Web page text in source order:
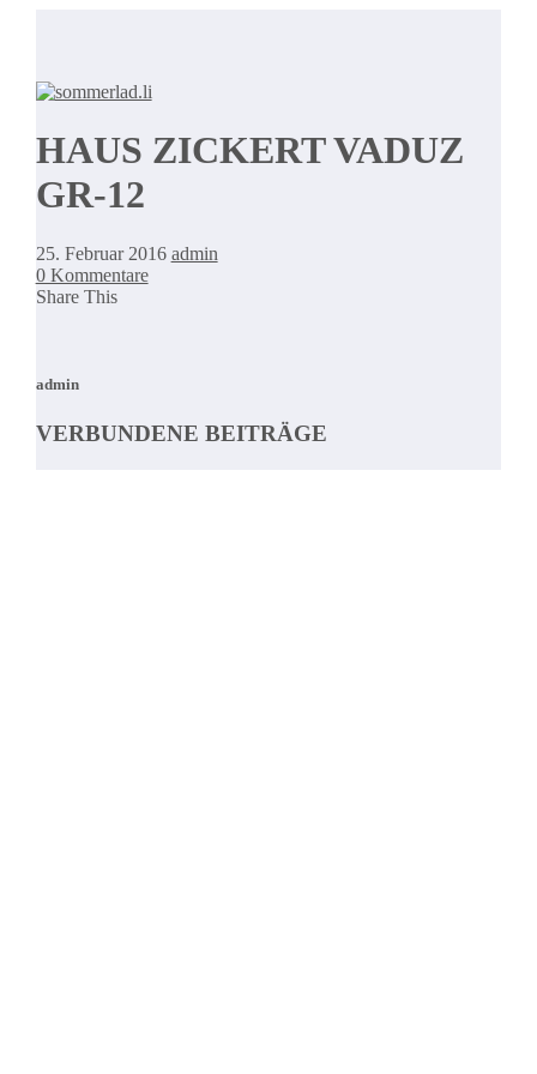
HAUS ZICKERT VADUZ
GR-12
25. Februar 2016 admin
0 Kommentare
Share This
admin
VERBUNDENE BEITRÄGE